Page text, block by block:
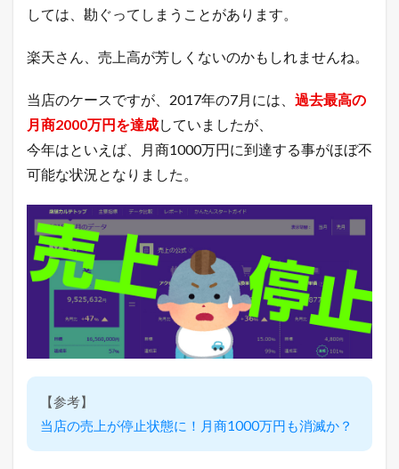
2.1
い
夏
は
オ
ル
は
何
あ
っ
て
も
役
立
ち
ま
す
。
2.2
夏
い
しては、勘ぐってしまうことがあります。
楽天さん、売上高が芳しくないのかもしれませんね。
当店のケースですが、2017年の7月には、 過去最高の
月商2000万円を達成していましたが、
今年はといえば、月商1000万円に到達する事がほぼ不
可能な状況となりました。
【参考】
当店の売上が停止状態に！月商1000万円も消滅か？